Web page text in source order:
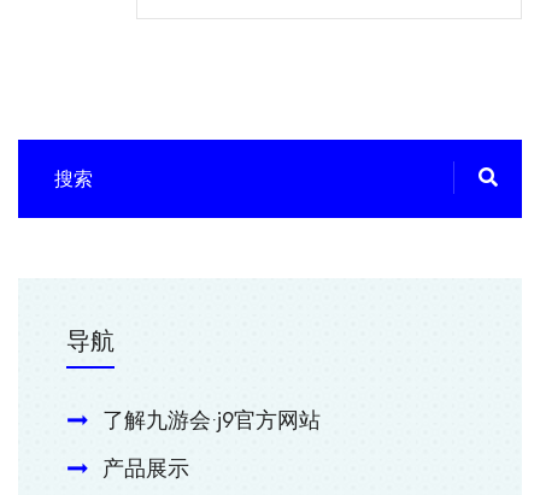
导航
了解九游会·j9官方网站
产品展示